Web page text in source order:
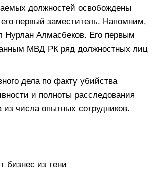
должностей освобождены
первый заместитель. Напомним,
Нурлан Алмасбеков. Его первым
МВД РК ряд должностных лиц
дела по факту убийства
и полноты расследования
из числа опытных сотрудников.
бизнес из тени